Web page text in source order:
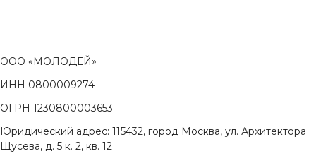
ООО «МОЛОДЕЙ»
ИНН 0800009274
ОГРН 1230800003653
Юридический адрес: 115432, город Москва, ул. Архитектора
Щусева, д. 5 к. 2, кв. 12